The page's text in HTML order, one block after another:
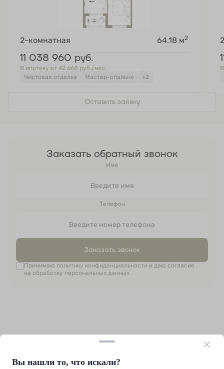
2-комнатная 64.18 м2
11 038 960 руб.
В ипотеку от 42 668 руб./мес.
Чистовая отделка
Мастер-спальня +2
Оставить заявку
Заказать обратный звонок
Имя
Телефон
Заказать звонок
Принимаю политику конфиденциальностии даю согласие
на обработку персональных данных
+7 (812) 214-39-88
Вы нашли то, что искали?